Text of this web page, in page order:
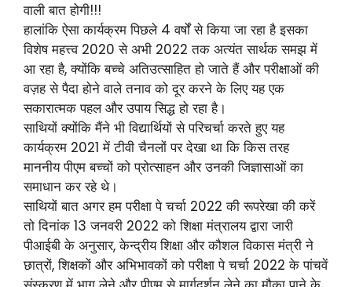
वाली बात होगी!!!
हालांकि ऐसा कार्यक्रम पिछले 4 वर्षों से किया जा रहा है इसका
विशेष महत्त्व 2020 से अभी 2022 तक अत्यंत सार्थक समझ में
आ रहा है, क्योंकि बच्चे अतिउत्साहित हो जाते हैं और परीक्षाओं की
वज़ह से पैदा होने वाले तनाव को दूर करने के लिए यह एक
सकारात्मक पहल और उपाय सिद्ध हो रहा है।
साथियों क्योंकि मैंने भी विद्यार्थियों से परिचर्चा करते हुए यह
कार्यक्रम 2021 में टीवी चैनलों पर देखा था कि किस तरह
माननीय पीएम बच्चों को प्रोत्साहन और उनकी जिज्ञासाओं का
समाधान कर रहे थे।
साथियों बात अगर हम परीक्षा पे चर्चा 2022 की रूपरेखा की करें
तो दिनांक 13 जनवरी 2022 को शिक्षा मंत्रालय द्वारा जारी
पीआईबी के अनुसार, केन्द्रीय शिक्षा और कौशल विकास मंत्री ने
छात्रों, शिक्षकों और अभिभावकों को परीक्षा पे चर्चा 2022 के पांचवें